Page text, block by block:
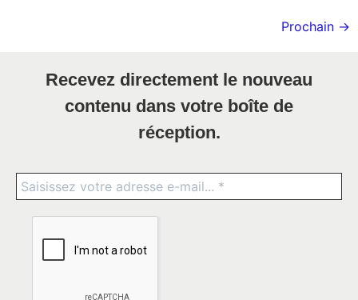
Prochain →
Recevez directement le nouveau
contenu dans votre boîte de
réception.